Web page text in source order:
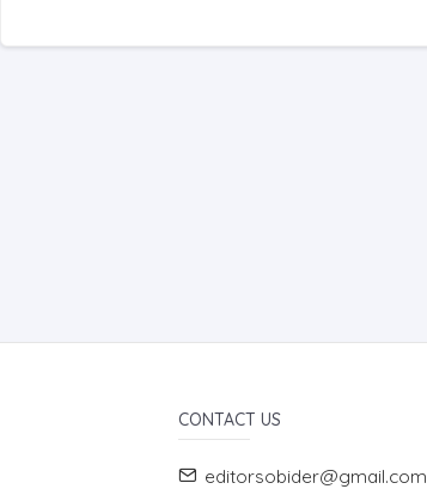
CONTACT US
editorsobider@gmail.com